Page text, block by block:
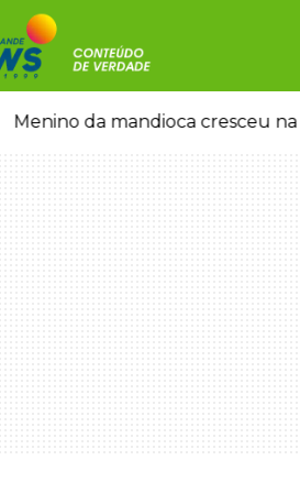
Menino da mandioca cresceu